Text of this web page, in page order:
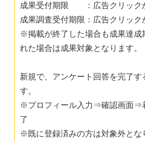
成果受付期限 ：広告クリック
成果調査受付期限：広告クリック
※掲載が終了した場合も成果達成
れた場合は成果対象となります。
新規で、アンケート回答を完了す
す。
※プロフィール入力⇒確認画面⇒
了
※既に登録済みの方は対象外とな